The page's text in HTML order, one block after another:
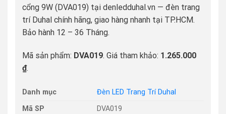
cổng 9W (DVA019) tại denledduhal.vn — đèn trang
trí Duhal chính hãng, giao hàng nhanh tại TP.HCM.
Bảo hành 12 – 36 Tháng.
Mã sản phẩm: DVA019. Giá tham khảo: 1.265.000
₫.
Danh mục
Đèn LED Trang Trí Duhal
Mã SP
DVA019